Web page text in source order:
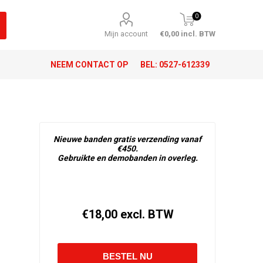
Mijn account
0
€0,00 incl. BTW
NEEM CONTACT OP BEL: 0527-612339
Nieuwe banden gratis verzending vanaf
€450.
Gebruikte en demobanden in overleg.
€18,00 excl. BTW